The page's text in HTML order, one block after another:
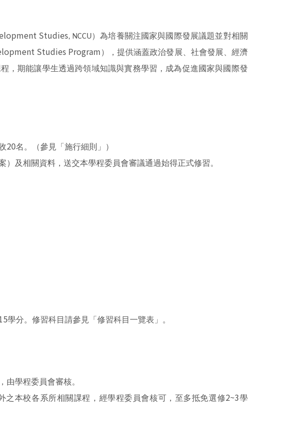
Studies, NCCU）為培養關注國家與國際發展議題並對相關
Studies Program），提供涵蓋政治發展、社會發展、經濟
，期能讓學生透過跨領域知識與實務學習，成為促進國家與國際發
20名。（參見「施行細則 」）
及相關資料，送交本學程委員會審議通過始得正式修習。
學分。修習科目請參見「修習科目一覽表」。
由學程委員會審核。
本校各系所相關課程，經學程委員會核可，至多抵免選修2~3學